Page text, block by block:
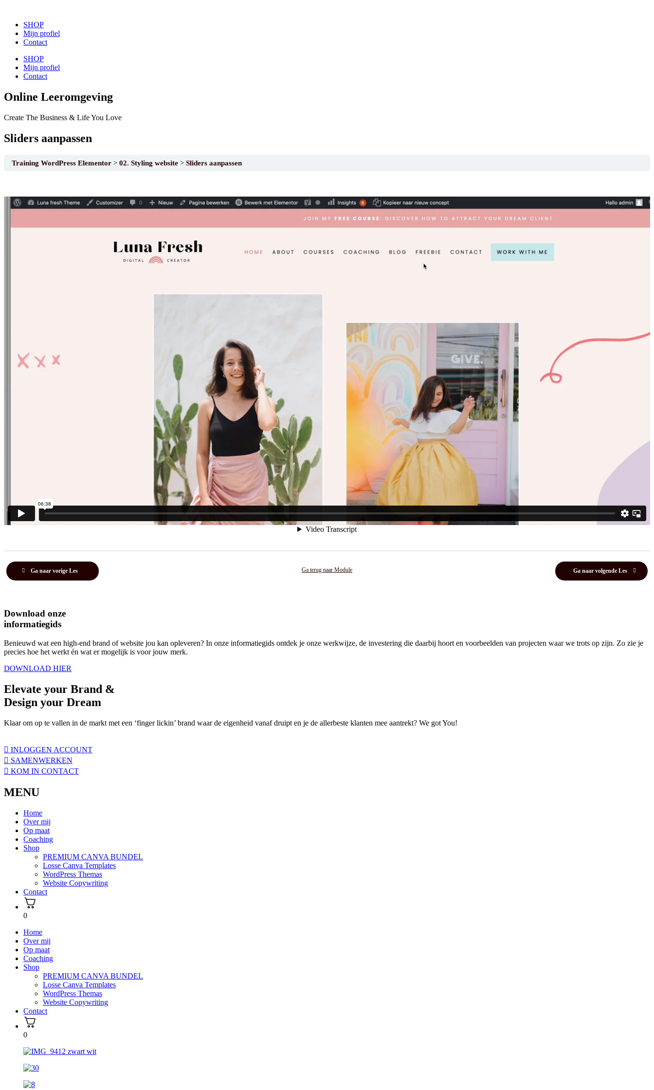
SHOP
Mijn profiel
Contact
SHOP
Mijn profiel
Contact
Online Leeromgeving
Create The Business & Life You Love
Sliders aanpassen
Training WordPress Elementor 02. Styling website Sliders aanpassen
Ga naar vorige Les Ga terug naar Module Ga naar volgende Les
Download onze
informatiegids
Benieuwd wat een high-end brand of website jou kan opleveren? In onze informatiegids ontdek je onze werkwijze, de investering die daarbij hoort en voorbeelden van projecten waar we trots op zijn. Zo zie je
precies hoe het werkt én wat er mogelijk is voor jouw merk.
DOWNLOAD HIER
Elevate your Brand &
Design your Dream
Klaar om op te vallen in de markt met een ‘finger lickin’ brand waar de eigenheid vanaf druipt en je de allerbeste klanten mee aantrekt? We got You!
INLOGGEN ACCOUNT
SAMENWERKEN
KOM IN CONTACT
MENU
Home
Over mij
Op maat
Coaching
Shop
PREMIUM CANVA BUNDEL
Losse Canva Templates
WordPress Themas
Website Copywriting
Contact
0
Home
Over mij
Op maat
Coaching
Shop
PREMIUM CANVA BUNDEL
Losse Canva Templates
WordPress Themas
Website Copywriting
Contact
0